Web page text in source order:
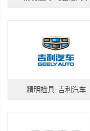
精明检具-吉利汽车